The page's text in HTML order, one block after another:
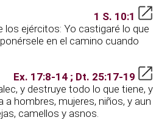
1 S. 10:1
los ejércitos: Yo castigaré lo que
en el camino cuando
Ex. 17:8-14 ; Dt. 25:17-19
y destruye todo lo que tiene, y
a hombres, mujeres, niños, y aun
camellos y asnos.